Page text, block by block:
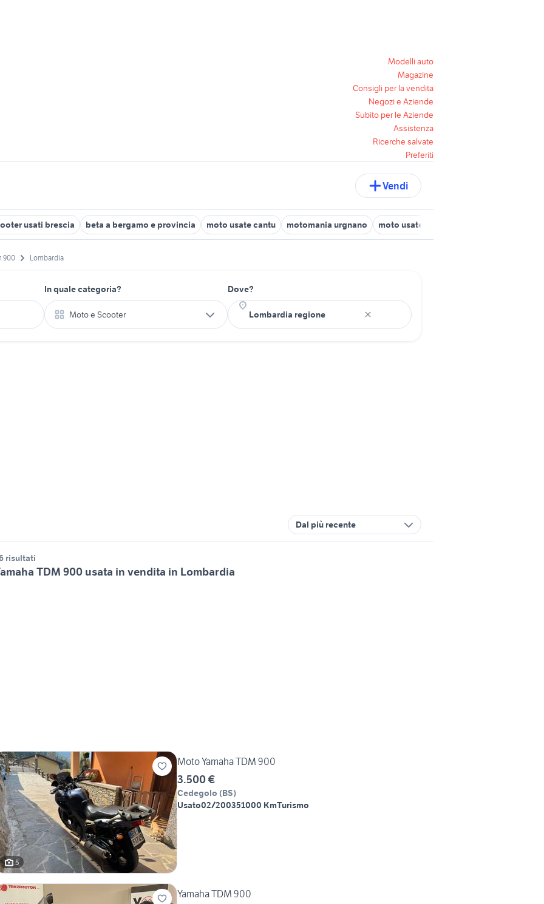
Modelli auto
Magazine
Consigli per la vendita
Negozi e Aziende
Subito per le Aziende
Assistenza
Ricerche salvate
Preferiti
Vendi
usati brescia beta a bergamo e provincia moto usate cantu motomania urgnano moto usate asola
900 Lombardia
In quale categoria?
Moto e Scooter
Dove?
Dal più recente
risultati
TDM 900 usata in vendita in Lombardia
5
Moto Yamaha TDM 900
3.500 €
Cedegolo (BS)
Usato02/200351000 KmTurismo
Yamaha TDM 900